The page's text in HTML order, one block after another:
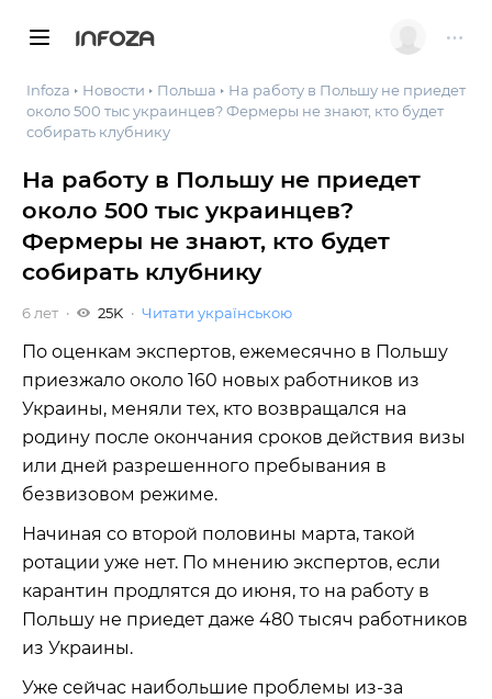
INFOZA
Infoza Новости Польша
На работу в Польшу не приедет
около 500 тыс украинцев? Фермеры не знают, кто будет
собирать клубнику
На работу в Польшу не приедет
около 500 тыс украинцев?
Фермеры не знают, кто будет
собирать клубнику
6 лет 25K Читати українською
По оценкам экспертов, ежемесячно в Польшу
приезжало около 160 новых работников из
Украины, меняли тех, кто возвращался на
родину после окончания сроков действия визы
или дней разрешенного пребывания в
безвизовом режиме.
Начиная со второй половины марта, такой
ротации уже нет. По мнению экспертов, если
карантин продлятся до июня, то на работу в
Польшу не приедет даже 480 тысяч работников
из Украины.
Уже сейчас наибольшие проблемы из-за